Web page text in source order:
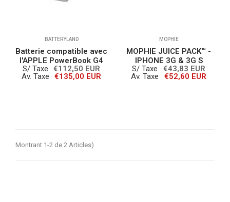
BATTERYLAND
Batterie compatible avec
l'APPLE PowerBook G4
S/ Taxe
€112,50 EUR
Av. Taxe
€135,00 EUR
MOPHIE
MOPHIE JUICE PACK™ -
IPHONE 3G & 3G S
S/ Taxe
€43,83 EUR
Av. Taxe
€52,60 EUR
Montrant 1-2 de 2 Articles)